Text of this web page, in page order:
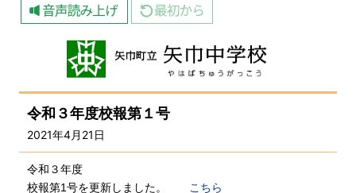
令和３年度校報第１号
2021年4月21日
令和３年度
校報第1号を更新しました。
こちら